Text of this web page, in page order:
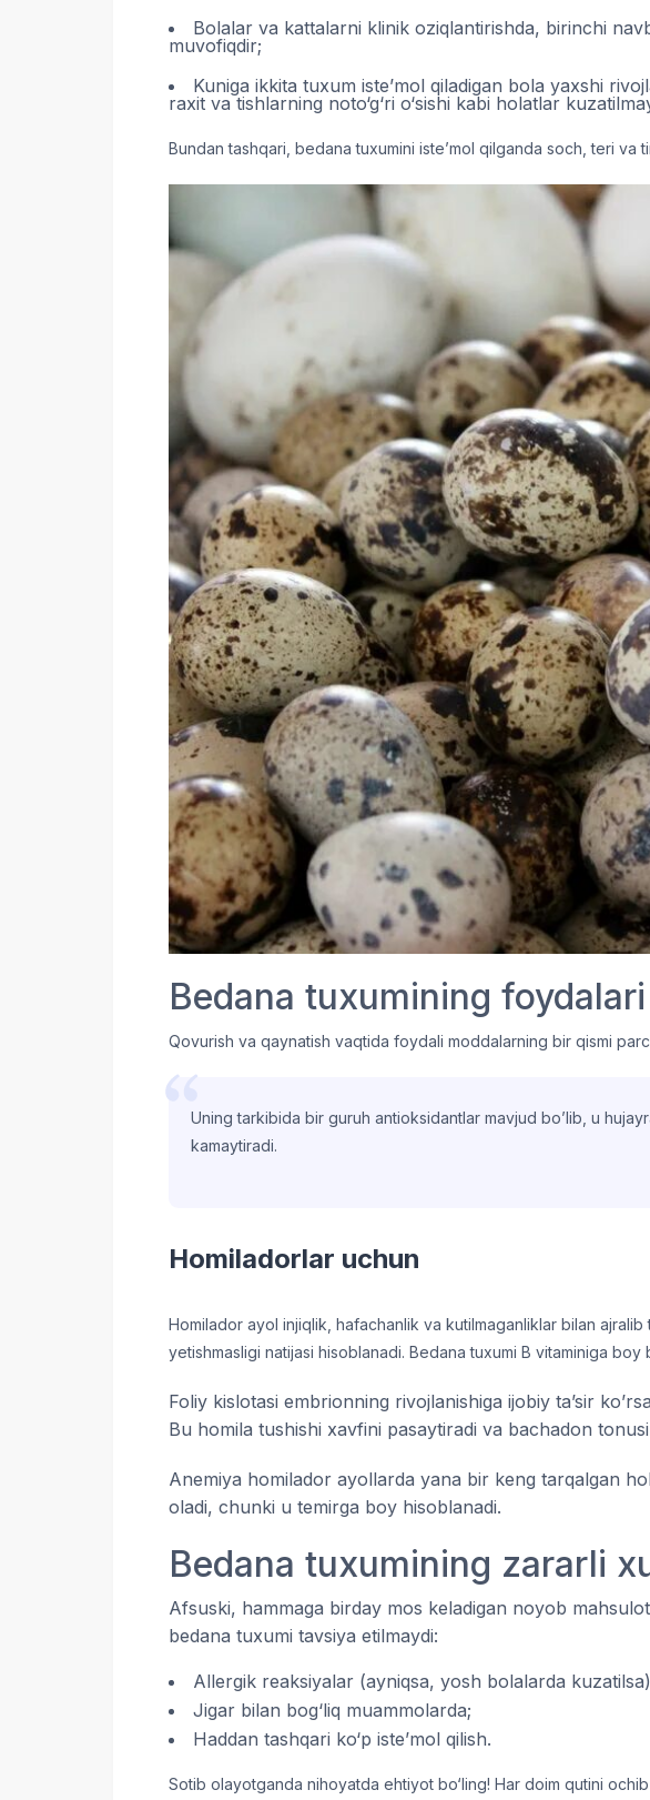
Bolalar va kattalarni klinik oziqlantirishda, birinchi
muvofiqdir;
Kuniga ikkita tuxum iste’mol qiladigan bola yaxshi
raxit va tishlarning noto‘g‘ri o‘sishi kabi holatlar
Bundan tashqari, bedana tuxumini iste’mol qilganda soch, teri va
Bedana tuxumining foydalari
Qovurish va qaynatish vaqtida foydali moddalarning bir qismi
Uning tarkibida bir guruh antioksidantlar mavjud bo’lib, u
kamaytiradi.
Homiladorlar uchun
Homilador ayol injiqlik, hafachanlik va kutilmaganliklar bilan
yetishmasligi natijasi hisoblanadi. Bedana tuxumi B vitaminiga
Foliy kislotasi embrionning rivojlanishiga ijobiy ta’sir
Bu homila tushishi xavfini pasaytiradi va bachadon
Anemiya homilador ayollarda yana bir keng tarqalgan
oladi, chunki u temirga boy hisoblanadi.
Bedana tuxumining zararli
Afsuski, hammaga birday mos keladigan noyob
bedana tuxumi tavsiya etilmaydi:
Allergik reaksiyalar (ayniqsa, yosh bolalarda
Jigar bilan bog‘liq muammolarda;
Haddan tashqari ko‘p iste’mol qilish.
Sotib olayotganda nihoyatda ehtiyot bo‘ling! Har doim qutini